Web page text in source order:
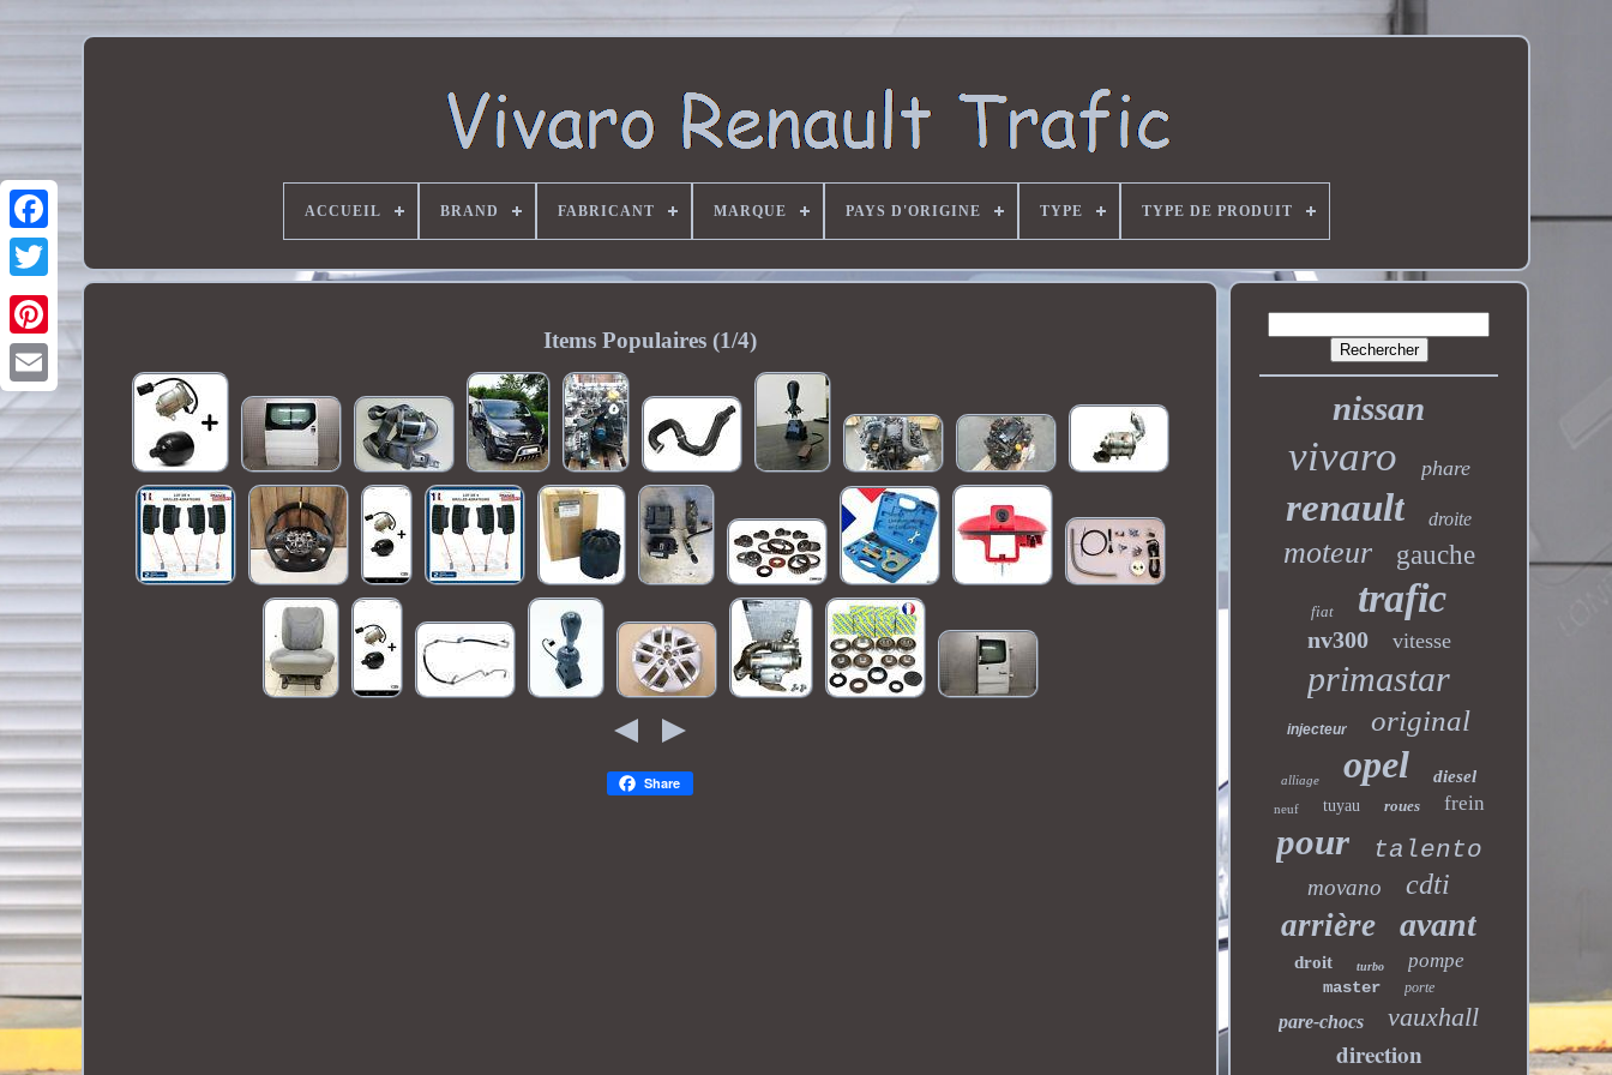
ACCUEIL BRAND FABRICANT MARQUE PAYS D'ORIGINE TYPE TYPE DE PRODUIT
Items Populaires (1/4)
Share
nissan
vivaro phare
renault droite
moteur gauche
fiat trafic
nv300 vitesse
primastar
injecteur original
alliage opel diesel
neuf tuyau roues frein
pour talento
movano cdti
arrière avant
droit turbo pompe
master porte
pare-chocs vauxhall
direction